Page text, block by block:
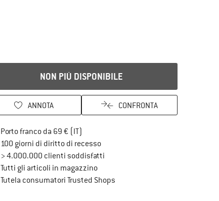
NON PIÙ DISPONIBILE
ANNOTA CONFRONTA
Porto franco da 69 € (IT)
100 giorni di diritto di recessoVai alla politica di recesso qui Si
> 4.000.000 clienti soddisfatti
Tutti gli articoli in magazzino
Tutela consumatori Trusted ShopsTrovi tutte le informazioni qui!